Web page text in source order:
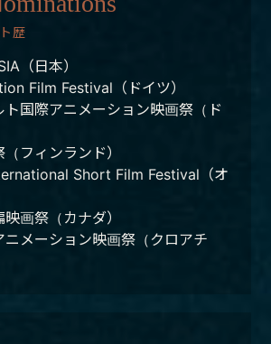
歴
（日本）
Film Festival（ドイツ）
ト国際アニメーション映画祭（ド
フィンランド）
Short Film Festival（オ
画祭（カナダ）
ニメーション映画祭（クロアチ